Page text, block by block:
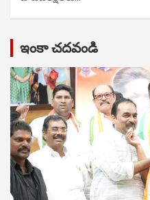
ఇంకా చదవండి